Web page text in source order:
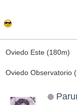
Oviedo Este (180m)
Oviedo Observatorio